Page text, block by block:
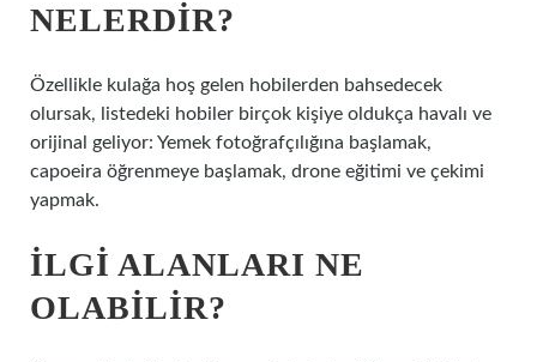
NELERDIR?
Özellikle kulağa hoş gelen hobilerden bahsedecek
olursak, listedeki hobiler birçok kişiye oldukça havalı ve
orijinal geliyor: Yemek fotoğrafçılığına başlamak,
capoeira öğrenmeye başlamak, drone eğitimi ve çekimi
yapmak.
İLGI ALANLARI NE
OLABILIR?